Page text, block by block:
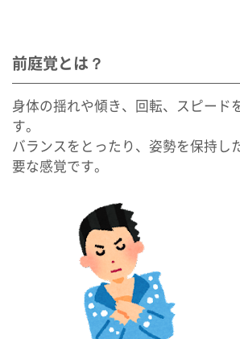
前庭覚とは？
身体の揺れや傾き、回転、スピード
す。
バランスをとったり、姿勢を保持し
要な感覚です。